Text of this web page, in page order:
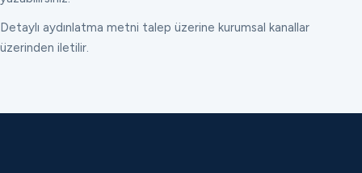
Detaylı aydınlatma metni talep üzerine kurumsal kanallar
üzerinden iletilir.